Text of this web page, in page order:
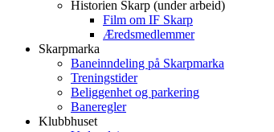
Historien Skarp (under arbeid)
Film om IF Skarp
Æredsmedlemmer
Skarpmarka
Baneinndeling på Skarpmarka
Treningstider
Beliggenhet og parkering
Baneregler
Klubbhuset